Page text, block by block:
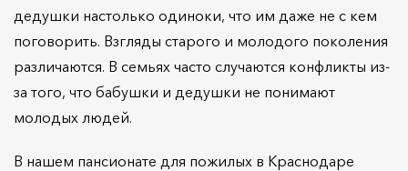
дедушки настолько одиноки, что им даже не с кем
поговорить. Взгляды старого и молодого поколения
различаются. В семьях часто случаются конфликты из-
за того, что бабушки и дедушки не понимают
молодых людей.
В нашем пансионате для пожилых в Краснодаре